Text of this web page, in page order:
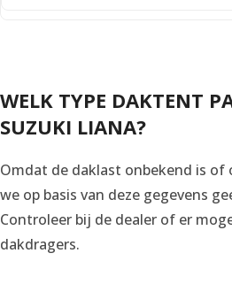
WELK TYPE DAKTENT
SUZUKI LIANA?
Omdat de daklast onbekend is of
we op basis van deze gegevens
Controleer bij de dealer of er
dakdragers.